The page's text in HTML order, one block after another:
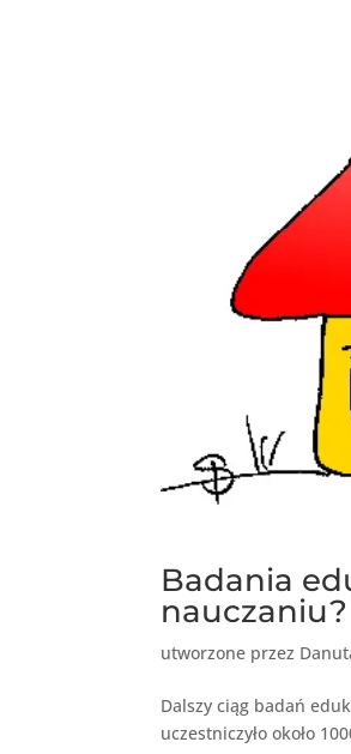
Badania
nauczaniu?
utworzone przez
Dalszy ciąg badań
uczestniczyło około